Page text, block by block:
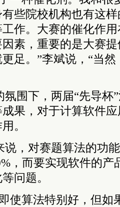
些院校机构也有这
作。大赛的催化作
素，重要的是大赛提
足。”李斌说，“当
氛围下，两届“先导杯
果，对于计算软件
。
说，对赛题算法的功
，而要实现软件的
问题。
使算法特别好，但如